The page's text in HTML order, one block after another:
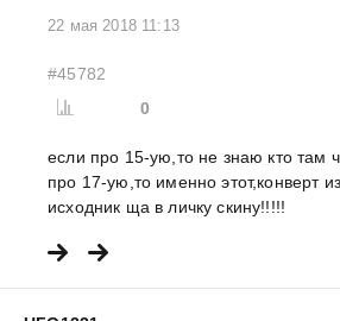
22 мая 2018 11:13
#45782
0
если про 15-ую,то не знаю кто там
про 17-ую,то именно этот,конверт
исходник ща в личку скину!!!!!